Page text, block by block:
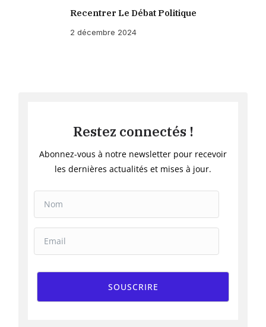
Recentrer Le Débat Politique
2 décembre 2024
Restez connectés !
Abonnez-vous à notre newsletter pour recevoir
les dernières actualités et mises à jour.
SOUSCRIRE